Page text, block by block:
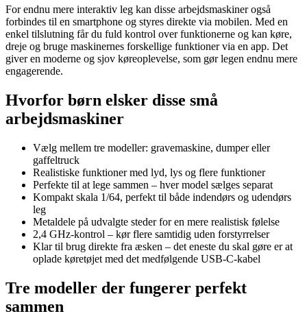
For endnu mere interaktiv leg kan disse arbejdsmaskiner også
forbindes til en smartphone og styres direkte via mobilen. Med en
enkel tilslutning får du fuld kontrol over funktionerne og kan køre,
dreje og bruge maskinernes forskellige funktioner via en app. Det
giver en moderne og sjov køreoplevelse, som gør legen endnu mere
engagerende.
Hvorfor børn elsker disse små
arbejdsmaskiner
Vælg mellem tre modeller: gravemaskine, dumper eller
gaffeltruck
Realistiske funktioner med lyd, lys og flere funktioner
Perfekte til at lege sammen – hver model sælges separat
Kompakt skala 1/64, perfekt til både indendørs og udendørs
leg
Metaldele på udvalgte steder for en mere realistisk følelse
2,4 GHz-kontrol – kør flere samtidig uden forstyrrelser
Klar til brug direkte fra æsken – det eneste du skal gøre er at
oplade køretøjet med det medfølgende USB-C-kabel
Tre modeller der fungerer perfekt
sammen